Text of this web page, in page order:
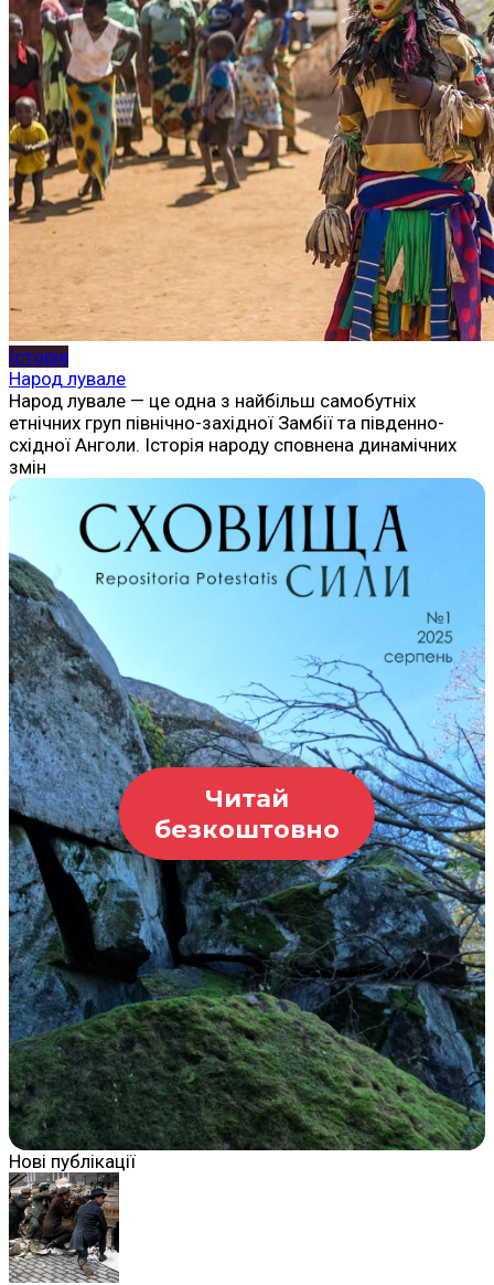
Історія
Народ лувале
Народ лувале — це одна з найбільш самобутніх
етнічних груп північно-західної Замбії та південно-
східної Анголи. Історія народу сповнена динамічних
змін
Читай
безкоштовно
Нові публікації